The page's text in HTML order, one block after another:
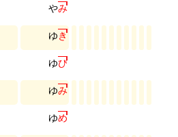
やみ
ゆき
ゆび
ゆみ
ゆめ